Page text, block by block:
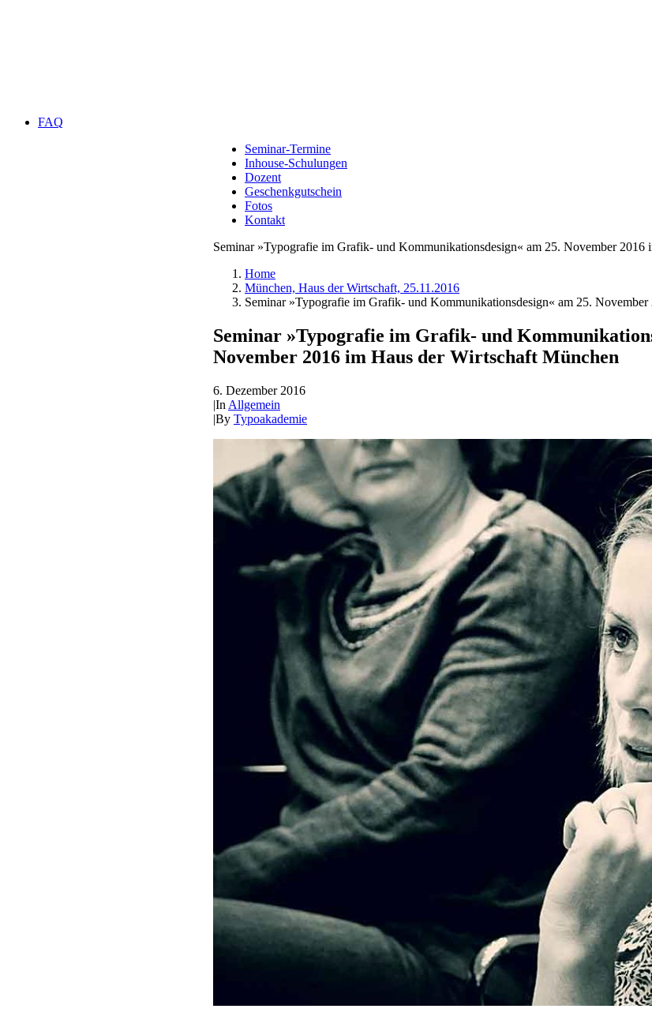
FAQ
Seminar-Termine
Inhouse-Schulungen
Dozent
Geschenkgutschein
Fotos
Kontakt
Seminar »Typografie im Grafik- und Kommunikationsdesign« am 25. November 2016
Home
München, Haus der Wirtschaft, 25.11.2016
Seminar »Typografie im Grafik- und Kommunikationsdesign« am 25.
Seminar »Typografie im Grafik- und
November 2016 im Haus der Wirtschaft München
6. Dezember 2016
|In Allgemein
|By Typoakademie